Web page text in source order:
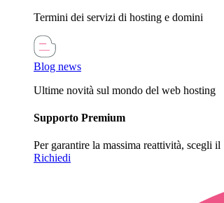
Termini dei servizi di hosting e domini
Blog news
Ultime novità sul mondo del web hosting
Supporto Premium
Per garantire la massima reattività, scegli
Richiedi